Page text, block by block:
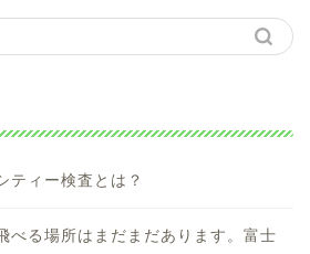
ティー検査とは？
る場所はまだまだあります。富士